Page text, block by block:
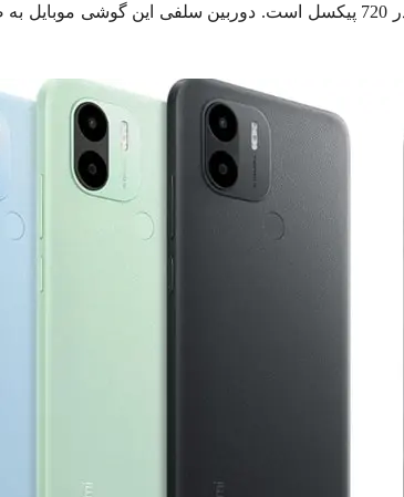
بسیار مناسب است. رزولوشن صفحه نمایش این گوشی 1600 در 720 پیکسل است.